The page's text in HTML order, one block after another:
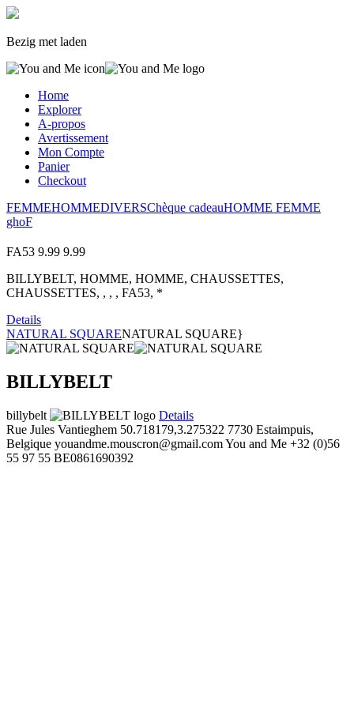
Bezig met laden
Home
Explorer
A-propos
Avertissement
Mon Compte
Panier
Checkout
FEMMEHOMMEDIVERSChèque cadeauHOMME FEMME
ghoF
FA53 9.99 9.99
BILLYBELT, HOMME, HOMME, CHAUSSETTES,
CHAUSSETTES, , , , FA53, *
Details
NATURAL SQUARENATURAL SQUARE}
BILLYBELT
billybelt
Details
Rue Jules Vantieghem 50.718179,3.275322 7730 Estaimpuis,
Belgique youandme.mouscron@gmail.comYou and Me +32 (0)56
55 97 55 BE0861690392